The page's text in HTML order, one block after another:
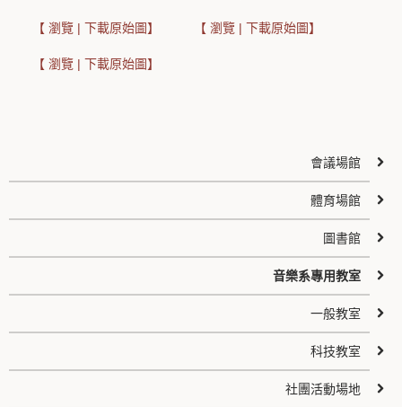
【 瀏覽 | 下載原始圖】 【 瀏覽 | 下載原始圖】
【 瀏覽 | 下載原始圖】
會議場館
體育場館
圖書館
音樂系專用教室
一般教室
科技教室
社團活動場地